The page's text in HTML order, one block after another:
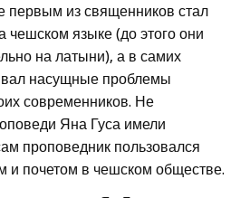
первым из священников стал
чешском языке (до этого они
на латыни), а в самих
насущные проблемы
современников. Не
Яна Гуса имели
проповедник пользовался
и почетом в чешском обществе.